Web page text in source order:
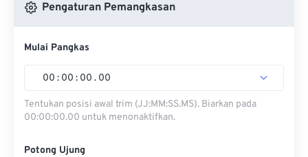
Pengaturan Pemangkasan
Mulai Pangkas
00 : 00 : 00 . 00
Tentukan posisi awal trim (JJ:MM:SS.MS). Biarkan pada
00:00:00.00 untuk menonaktifkan.
Potong Ujung